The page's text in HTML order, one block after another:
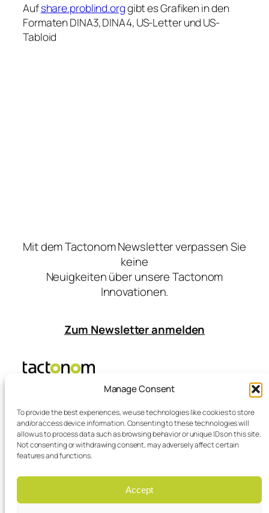
Manage Consent
To provide the best experiences, we use technologies like cookies to store
and/or access device information. Consenting to these technologies will
allow us to process data such as browsing behavior or unique IDs on this site.
Not consenting or withdrawing consent, may adversely affect certain
features and functions.
Accept
Aufshare.problind.orggibt es Grafiken in den
Formaten DINA3, DINA4, US-Letter und US-
Tabloid
Mit dem Tactonom Newsletter verpassen Sie
keine
Neuigkeiten über unsere Tactonom
Innovationen.
Zum Newsletter anmelden
Inventivio – home of
tactonom
Datenschutz
Partner-Zugang